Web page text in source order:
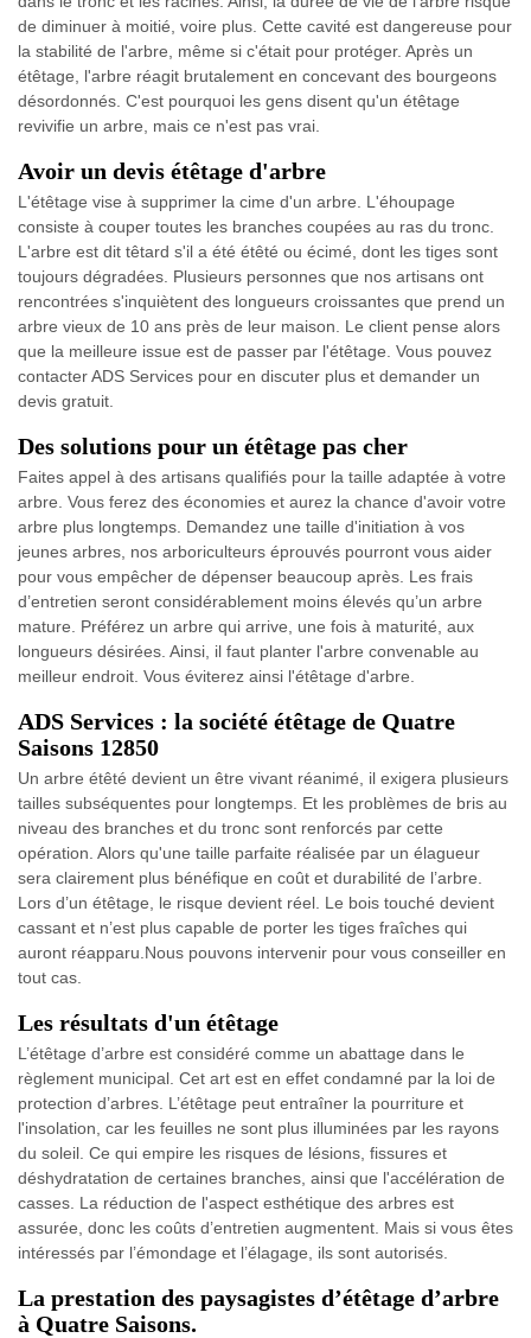
de diminuer à moitié, voire plus. Cette cavité est dangereuse pour
la stabilité de l'arbre, même si c'était pour protéger. Après un
étêtage, l'arbre réagit brutalement en concevant des bourgeons
désordonnés. C'est pourquoi les gens disent qu'un étêtage
revivifie un arbre, mais ce n'est pas vrai.
Avoir un devis étêtage d'arbre
L'étêtage vise à supprimer la cime d'un arbre. L'éhoupage
consiste à couper toutes les branches coupées au ras du tronc.
L'arbre est dit têtard s'il a été étêté ou écimé, dont les tiges sont
toujours dégradées. Plusieurs personnes que nos artisans ont
rencontrées s'inquiètent des longueurs croissantes que prend un
arbre vieux de 10 ans près de leur maison. Le client pense alors
que la meilleure issue est de passer par l'étêtage. Vous pouvez
contacter ADS Services pour en discuter plus et demander un
devis gratuit.
Des solutions pour un étêtage pas cher
Faites appel à des artisans qualifiés pour la taille adaptée à votre
arbre. Vous ferez des économies et aurez la chance d'avoir votre
arbre plus longtemps. Demandez une taille d'initiation à vos
jeunes arbres, nos arboriculteurs éprouvés pourront vous aider
pour vous empêcher de dépenser beaucoup après. Les frais
d’entretien seront considérablement moins élevés qu’un arbre
mature. Préférez un arbre qui arrive, une fois à maturité, aux
longueurs désirées. Ainsi, il faut planter l'arbre convenable au
meilleur endroit. Vous éviterez ainsi l'étêtage d'arbre.
ADS Services : la société étêtage de Quatre
Saisons 12850
Un arbre étêté devient un être vivant réanimé, il exigera plusieurs
tailles subséquentes pour longtemps. Et les problèmes de bris au
niveau des branches et du tronc sont renforcés par cette
opération. Alors qu'une taille parfaite réalisée par un élagueur
sera clairement plus bénéfique en coût et durabilité de l’arbre.
Lors d’un étêtage, le risque devient réel. Le bois touché devient
cassant et n’est plus capable de porter les tiges fraîches qui
auront réapparu.Nous pouvons intervenir pour vous conseiller en
tout cas.
Les résultats d'un étêtage
L’étêtage d’arbre est considéré comme un abattage dans le
règlement municipal. Cet art est en effet condamné par la loi de
protection d’arbres. L’étêtage peut entraîner la pourriture et
l'insolation, car les feuilles ne sont plus illuminées par les rayons
du soleil. Ce qui empire les risques de lésions, fissures et
déshydratation de certaines branches, ainsi que l'accélération de
casses. La réduction de l'aspect esthétique des arbres est
assurée, donc les coûts d’entretien augmentent. Mais si vous êtes
intéressés par l’émondage et l’élagage, ils sont autorisés.
La prestation des paysagistes d’étêtage d’arbre
à Quatre Saisons.